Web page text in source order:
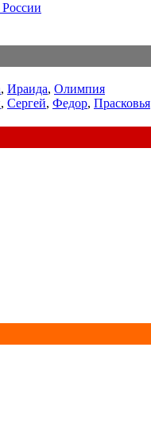
, Ираида, Олимпия
, Сергей, Федор, Прасковья